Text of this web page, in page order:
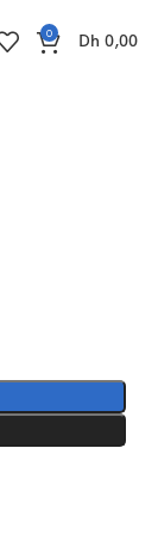
0 Dh 0,00